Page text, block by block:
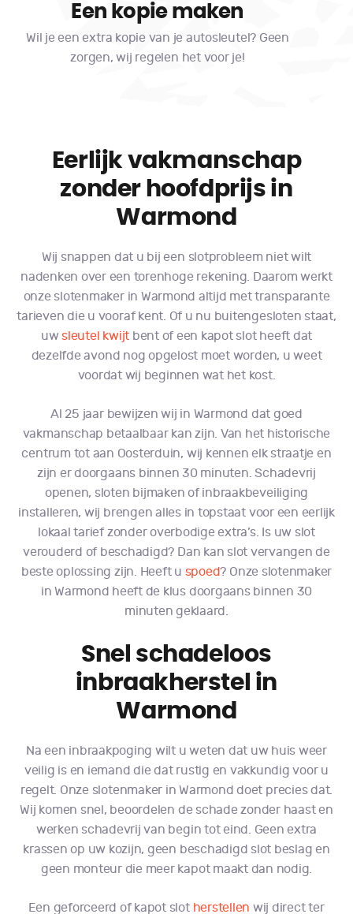
Een kopie maken
Wil je een extra kopie van je autosleutel? Geen
zorgen, wij regelen het voor je!
Eerlijk vakmanschap
zonder hoofdprijs in
Warmond
Wij snappen dat u bij een slotprobleem niet wilt
nadenken over een torenhoge rekening. Daarom werkt
onze slotenmaker in Warmond altijd met transparante
tarieven die u vooraf kent. Of u nu buitengesloten staat,
uwsleutel kwijt bent of een kapot slot heeft dat
dezelfde avond nog opgelost moet worden, u weet
voordat wij beginnen wat het kost.
Al 25 jaar bewijzen wij in Warmond dat goed
vakmanschap betaalbaar kan zijn. Van het historische
centrum tot aan Oosterduin, wij kennen elk straatje en
zijn er doorgaans binnen 30 minuten. Schadevrij
openen, sloten bijmaken of inbraakbeveiliging
installeren, wij brengen alles in topstaat voor een eerlijk
lokaal tarief zonder overbodige extra’s. Is uw slot
verouderd of beschadigd? Dan kan slot vervangen de
beste oplossing zijn. Heeft u spoed? Onze slotenmaker
in Warmond heeft de klus doorgaans binnen 30
minuten geklaard.
Snel schadeloos
inbraakherstel in
Warmond
Na een inbraakpoging wilt u weten dat uw huis weer
veilig is en iemand die dat rustig en vakkundig voor u
regelt. Onze slotenmaker in Warmond doet precies dat.
Wij komen snel, beoordelen de schade zonder haast en
werken schadevrij van begin tot eind. Geen extra
krassen op uw kozijn, geen beschadigd slot beslag en
geen monteur die meer kapot maakt dan nodig.
Een geforceerd of kapot slot herstellen wij direct ter